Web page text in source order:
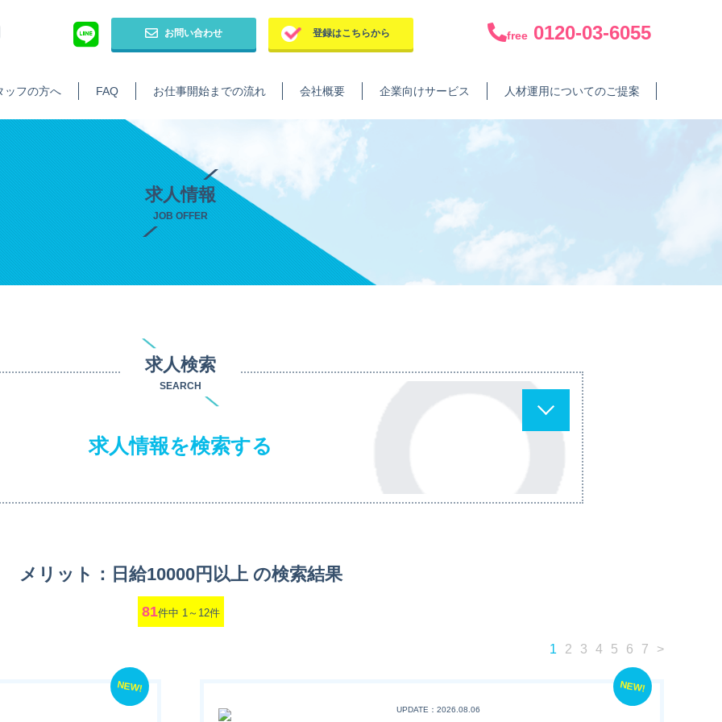
お問い合わせ 登録はこちらから free 0120-03-6055
ッフの方へ FAQ お仕事開始までの流れ 会社概要 企業向けサービス 人材運用についてのご提案
求人情報
JOB OFFER
求人検索
SEARCH
求人情報を検索する
メリット：日給10000円以上 の検索結果
81件中 1～12件
1 2 3 4 5 6 7 >
NEW! NEW!
UPDATE：2026.08.06